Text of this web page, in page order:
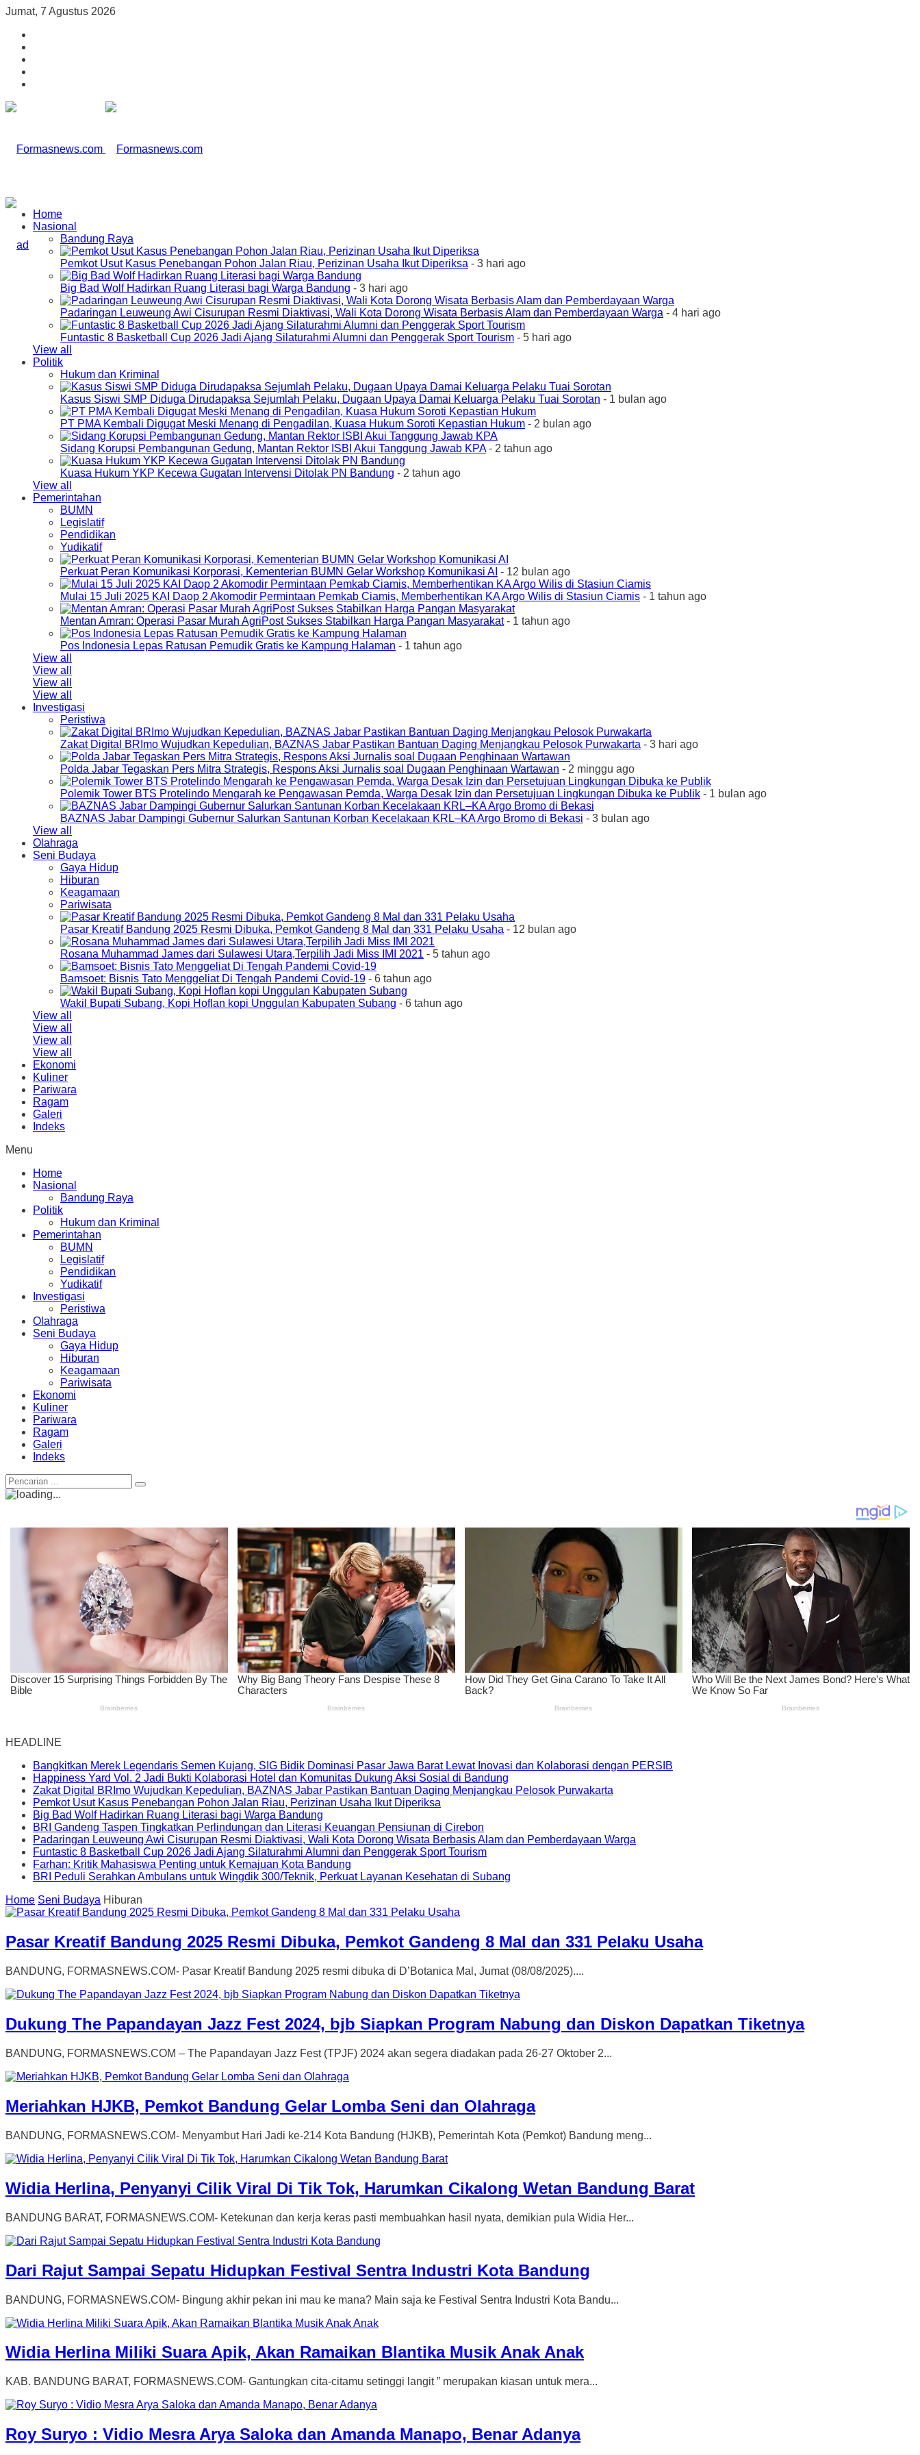
Jumat, 7 Agustus 2026
Home
Nasional
Bandung Raya
Pemkot Usut Kasus Penebangan Pohon Jalan Riau, Perizinan Usaha Ikut Diperiksa - 3 hari ago
Big Bad Wolf Hadirkan Ruang Literasi bagi Warga Bandung - 3 hari ago
Padaringan Leuweung Awi Cisurupan Resmi Diaktivasi, Wali Kota Dorong Wisata Berbasis Alam dan Pemberdayaan Warga - 4 hari ago
Funtastic 8 Basketball Cup 2026 Jadi Ajang Silaturahmi Alumni dan Penggerak Sport Tourism - 5 hari ago
View all
Politik
Hukum dan Kriminal
Kasus Siswi SMP Diduga Dirudapaksa Sejumlah Pelaku, Dugaan Upaya Damai Keluarga Pelaku Tuai Sorotan - 1 bulan ago
PT PMA Kembali Digugat Meski Menang di Pengadilan, Kuasa Hukum Soroti Kepastian Hukum - 2 bulan ago
Sidang Korupsi Pembangunan Gedung, Mantan Rektor ISBI Akui Tanggung Jawab KPA- 2 tahun ago
Kuasa Hukum YKP Kecewa Gugatan Intervensi Ditolak PN Bandung - 2 tahun ago
View all
Pemerintahan
BUMN
Legislatif
Pendidikan
Yudikatif
Perkuat Peran Komunikasi Korporasi, Kementerian BUMN Gelar Workshop Komunikasi AI - 12 bulan ago
Mulai 15 Juli 2025 KAI Daop 2 Akomodir Permintaan Pemkab Ciamis, Memberhentikan KA Argo Wilis di Stasiun Ciamis - 1 tahun ago
Mentan Amran: Operasi Pasar Murah AgriPost Sukses Stabilkan Harga Pangan Masyarakat- 1 tahun ago
Pos Indonesia Lepas Ratusan Pemudik Gratis ke Kampung Halaman - 1 tahun ago
View all
View all
View all
View all
Investigasi
Peristiwa
Zakat Digital BRImo Wujudkan Kepedulian, BAZNAS Jabar Pastikan Bantuan Daging Menjangkau Pelosok Purwakarta - 3 hari ago
Polda Jabar Tegaskan Pers Mitra Strategis, Respons Aksi Jurnalis soal Dugaan Penghinaan Wartawan - 2 minggu ago
Polemik Tower BTS Protelindo Mengarah ke Pengawasan Pemda, Warga Desak Izin dan Persetujuan Lingkungan Dibuka ke Publik - 1 bulan ago
BAZNAS Jabar Dampingi Gubernur Salurkan Santunan Korban Kecelakaan KRL–KA Argo Bromo di Bekasi - 3 bulan ago
View all
Olahraga
Seni Budaya
Gaya Hidup
Hiburan
Keagamaan
Pariwisata
Pasar Kreatif Bandung 2025 Resmi Dibuka, Pemkot Gandeng 8 Mal dan 331 Pelaku Usaha - 12 bulan ago
Rosana Muhammad James dari Sulawesi Utara,Terpilih Jadi Miss IMI 2021 - 5 tahun ago
Bamsoet: Bisnis Tato Menggeliat Di Tengah Pandemi Covid-19 - 6 tahun ago
Wakil Bupati Subang, Kopi Hoflan kopi Unggulan Kabupaten Subang - 6 tahun ago
View all
View all
View all
View all
Ekonomi
Kuliner
Pariwara
Ragam
Galeri
Indeks
Menu
Home
Nasional
Bandung Raya
Politik
Hukum dan Kriminal
Pemerintahan
BUMN
Legislatif
Pendidikan
Yudikatif
Investigasi
Peristiwa
Olahraga
Seni Budaya
Gaya Hidup
Hiburan
Keagamaan
Pariwisata
Ekonomi
Kuliner
Pariwara
Ragam
Galeri
Indeks
HEADLINE
Bangkitkan Merek Legendaris Semen Kujang, SIG Bidik Dominasi Pasar Jawa Barat Lewat Inovasi dan Kolaborasi dengan PERSIB
Happiness Yard Vol. 2 Jadi Bukti Kolaborasi Hotel dan Komunitas Dukung Aksi Sosial di Bandung
Zakat Digital BRImo Wujudkan Kepedulian, BAZNAS Jabar Pastikan Bantuan Daging Menjangkau Pelosok Purwakarta
Pemkot Usut Kasus Penebangan Pohon Jalan Riau, Perizinan Usaha Ikut Diperiksa
Big Bad Wolf Hadirkan Ruang Literasi bagi Warga Bandung
BRI Gandeng Taspen Tingkatkan Perlindungan dan Literasi Keuangan Pensiunan di Cirebon
Padaringan Leuweung Awi Cisurupan Resmi Diaktivasi, Wali Kota Dorong Wisata Berbasis Alam dan Pemberdayaan Warga
Funtastic 8 Basketball Cup 2026 Jadi Ajang Silaturahmi Alumni dan Penggerak Sport Tourism
Farhan: Kritik Mahasiswa Penting untuk Kemajuan Kota Bandung
BRI Peduli Serahkan Ambulans untuk Wingdik 300/Teknik, Perkuat Layanan Kesehatan di Subang
Home Seni Budaya Hiburan
Pasar Kreatif Bandung 2025 Resmi Dibuka, Pemkot Gandeng 8 Mal dan 331 Pelaku Usaha
BANDUNG, FORMASNEWS.COM- Pasar Kreatif Bandung 2025 resmi dibuka di D’Botanica Mal, Jumat (08/08/2025)....
Dukung The Papandayan Jazz Fest 2024, bjb Siapkan Program Nabung dan Diskon Dapatkan Tiketnya
BANDUNG, FORMASNEWS.COM – The Papandayan Jazz Fest (TPJF) 2024 akan segera diadakan pada 26-27 Oktober 2...
Meriahkan HJKB, Pemkot Bandung Gelar Lomba Seni dan Olahraga
BANDUNG, FORMASNEWS.COM- Menyambut Hari Jadi ke-214 Kota Bandung (HJKB), Pemerintah Kota (Pemkot) Bandung meng...
Widia Herlina, Penyanyi Cilik Viral Di Tik Tok, Harumkan Cikalong Wetan Bandung Barat
BANDUNG BARAT, FORMASNEWS.COM- Ketekunan dan kerja keras pasti membuahkan hasil nyata, demikian pula Widia Her...
Dari Rajut Sampai Sepatu Hidupkan Festival Sentra Industri Kota Bandung
BANDUNG, FORMASNEWS.COM- Bingung akhir pekan ini mau ke mana? Main saja ke Festival Sentra Industri Kota Bandu...
Widia Herlina Miliki Suara Apik, Akan Ramaikan Blantika Musik Anak Anak
KAB. BANDUNG BARAT, FORMASNEWS.COM- Gantungkan cita-citamu setinggi langit ” merupakan kiasan untuk mera...
Roy Suryo : Vidio Mesra Arya Saloka dan Amanda Manapo, Benar Adanya